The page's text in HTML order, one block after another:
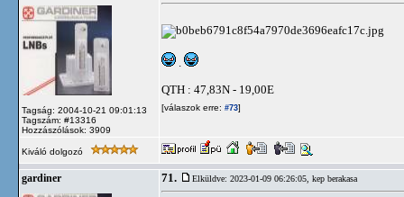
Tagság: 2004-10-21 09:01:13
Tagszám: #13316
Hozzászólások: 3909
QTH : 47,83N - 19,00E
[válaszok erre: #73]
Kiváló dolgozó
gardiner 71. Elküldve: 2023-01-09 06:26:05, kep berakasa